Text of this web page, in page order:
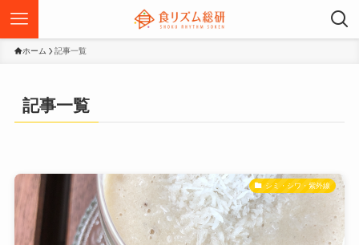
ホーム 記事一覧
記事一覧
シミ・シワ・紫外線